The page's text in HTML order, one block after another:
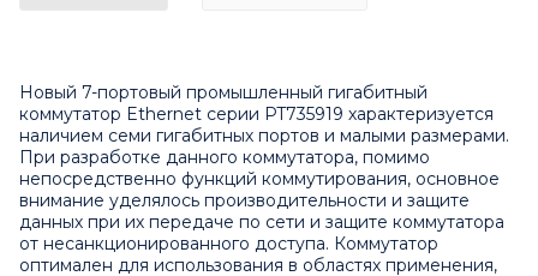
Новый 7-портовый промышленный гигабитный
коммутатор Ethernet серии PT735919 характеризуется
наличием семи гигабитных портов и малыми размерами.
При разработке данного коммутатора, помимо
непосредственно функций коммутирования, основное
внимание уделялось производительности и защите
данных при их передаче по сети и защите коммутатора
от несанкционированного доступа. Коммутатор
оптимален для использования в областях применения,